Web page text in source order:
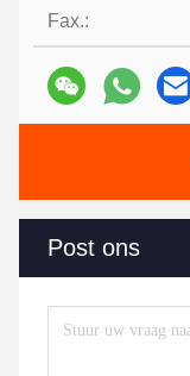
Fax.:
Post ons